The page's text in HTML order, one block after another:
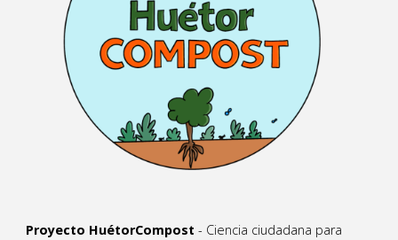
Proyecto HuétorCompost - Ciencia ciudadana para